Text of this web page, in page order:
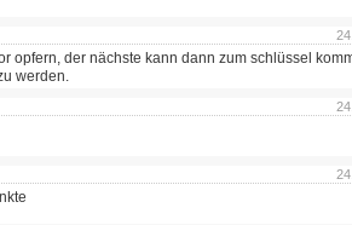
opfern, der nächste kann dann zum schlüssel
werden.